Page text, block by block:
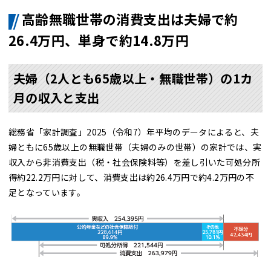
高齢無職世帯の消費支出は夫婦で約
26.4万円、単身で約14.8万円
夫婦（2人とも65歳以上・無職世帯）の1カ
月の収入と支出
総務省「家計調査」2025（令和7）年平均のデータによると、夫
婦ともに65歳以上の無職世帯（夫婦のみの世帯）の家計では、実
収入から非消費支出（税・社会保険料等）を差し引いた可処分所
得約22.2万円に対して、消費支出は約26.4万円で約4.2万円の不
足となっています。